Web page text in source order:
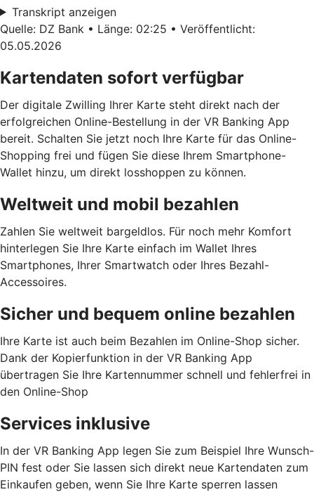
Transkript anzeigen
Quelle: DZ Bank • Länge: 02:25 • Veröffentlicht:
05.05.2026
Kartendaten sofort verfügbar
Der digitale Zwilling Ihrer Karte steht direkt nach der
erfolgreichen Online-Bestellung in der VR Banking App
bereit. Schalten Sie jetzt noch Ihre Karte für das Online-
Shopping frei und fügen Sie diese Ihrem Smartphone-
Wallet hinzu, um direkt losshoppen zu können.
Weltweit und mobil bezahlen
Zahlen Sie weltweit bargeldlos. Für noch mehr Komfort
hinterlegen Sie Ihre Karte einfach im Wallet Ihres
Smartphones, Ihrer Smartwatch oder Ihres Bezahl-
Accessoires.
Sicher und bequem online bezahlen
Ihre Karte ist auch beim Bezahlen im Online-Shop sicher.
Dank der Kopierfunktion in der VR Banking App
übertragen Sie Ihre Kartennummer schnell und fehlerfrei in
den Online-Shop
Services inklusive
In der VR Banking App legen Sie zum Beispiel Ihre Wunsch-
PIN fest oder Sie lassen sich direkt neue Kartendaten zum
Einkaufen geben, wenn Sie Ihre Karte sperren lassen